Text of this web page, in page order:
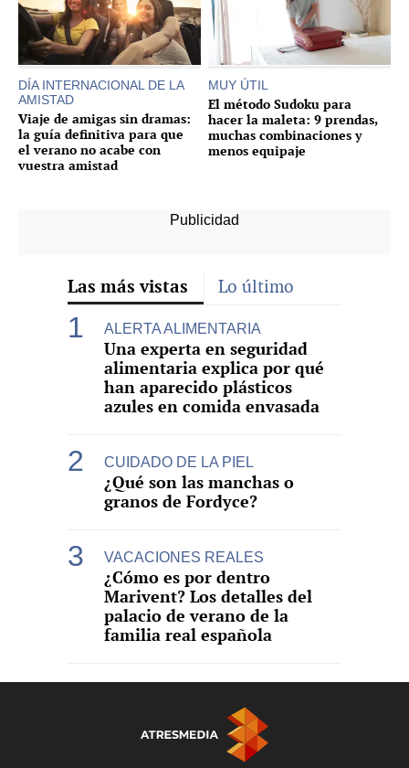
DÍA INTERNACIONAL DE LA
AMISTAD
Viaje de amigas sin dramas:
la guía definitiva para que
el verano no acabe con
vuestra amistad
MUY ÚTIL
El método Sudoku para
hacer la maleta: 9 prendas,
muchas combinaciones y
menos equipaje
Las más vistas Lo último
ALERTA ALIMENTARIA
Una experta en seguridad
alimentaria explica por qué
han aparecido plásticos
azules en comida envasada
CUIDADO DE LA PIEL
¿Qué son las manchas o
granos de Fordyce?
VACACIONES REALES
¿Cómo es por dentro
Marivent? Los detalles del
palacio de verano de la
familia real española